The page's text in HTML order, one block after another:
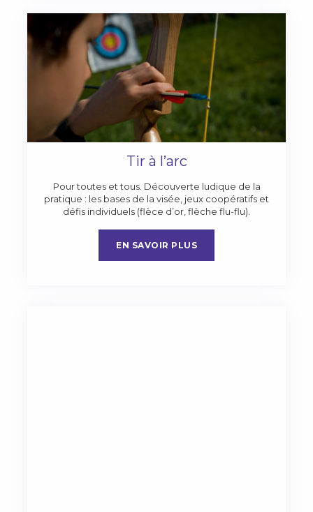
Tir à l’arc
Pour toutes et tous. Découverte ludique de la
pratique : les bases de la visée, jeux coopératifs et
défis individuels (flèce d’or, flèche flu-flu).
EN SAVOIR PLUS